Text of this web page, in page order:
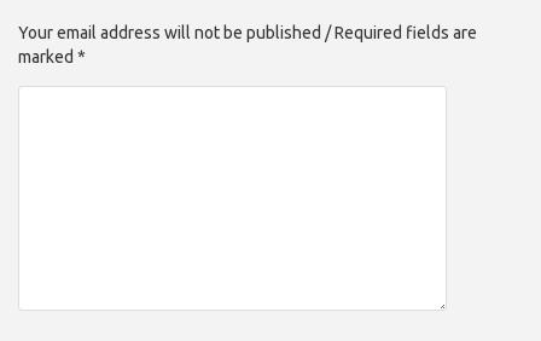
Your email address will not be published / Required fields are
marked *